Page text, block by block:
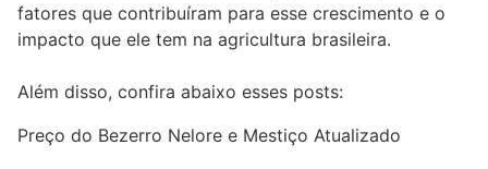
fatores que contribuíram para esse crescimento e o
impacto que ele tem na agricultura brasileira.
Além disso, confira abaixo esses posts:
Preço do Bezerro Nelore e Mestiço Atualizado